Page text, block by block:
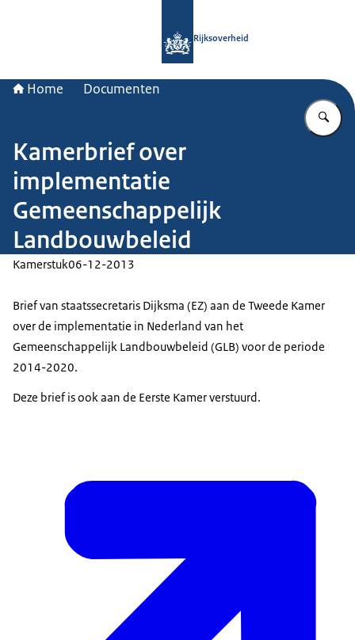
Rijksoverheid
Home Documenten
Kamerbrief over
implementatie
Gemeenschappelijk
Landbouwbeleid
Kamerstuk06-12-2013
Brief van staatssecretaris Dijksma (EZ) aan de Tweede Kamer
over de implementatie in Nederland van het
Gemeenschappelijk Landbouwbeleid (GLB) voor de periode
2014-2020.
Deze brief is ook aan de Eerste Kamer verstuurd.